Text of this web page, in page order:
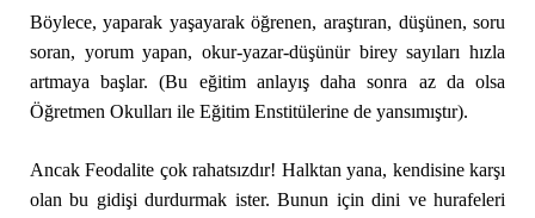
Böylece, yaparak yaşayarak öğrenen, araştıran, düşünen, soru
soran, yorum yapan, okur-yazar-düşünür birey sayıları hızla
artmaya başlar. (Bu eğitim anlayış daha sonra az da olsa
Öğretmen Okulları ile Eğitim Enstitülerine de yansımıştır).
Ancak Feodalite çok rahatsızdır! Halktan yana, kendisine karşı
olan bu gidişi durdurmak ister. Bunun için dini ve hurafeleri